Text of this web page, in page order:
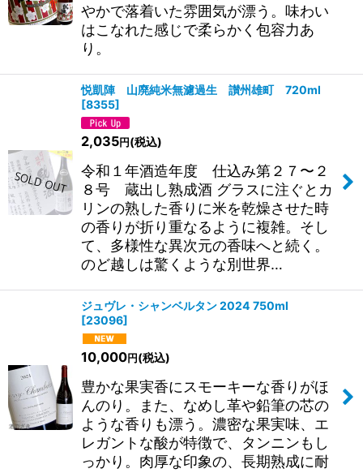
やかで落着いた雰囲気が漂う。味わい
はこなれた感じで柔らかく包容力あ
り。
悦凱陣 山廃純米無濾過生 讃州雄町 720ml
[8355]
2,035円 (税込)
令和１年酒造年度 仕込み第２７〜２
８号 蔵出し熟成酒 グラスに注ぐとカ
リンの熟した香りに米を乾燥させた時
の香りが折り重なるように複雑。そし
て、多様性な異次元の香味へと続く。
のど越しは驚くような別世界…
ジュヴレ・シャンベルタン 2024 750ml
[23096]
10,000円(税込)
豊かな果実香にスモーキーな香りがほ
んのり。また、なめし革や鉛筆の芯の
ような香りも漂う。濃密な果実味、エ
レガントな酸が特徴で、タンニンもし
っかり。肉厚な印象の、長期熟成に耐